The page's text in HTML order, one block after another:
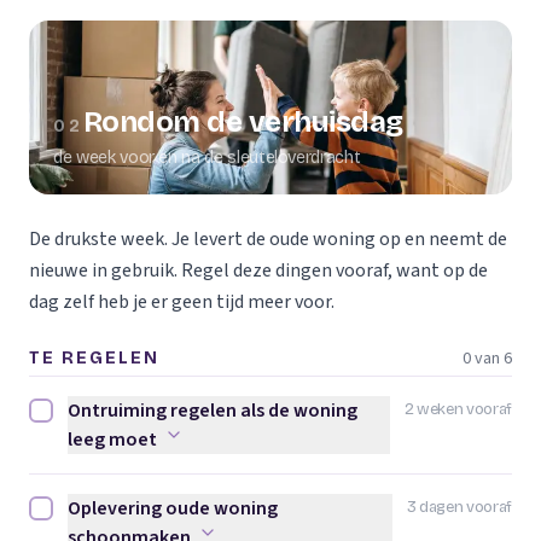
02 Rondom de verhuisdag
de week voor en na de sleuteloverdracht
De drukste week. Je levert de oude woning op en neemt de
nieuwe in gebruik. Regel deze dingen vooraf, want op de
dag zelf heb je er geen tijd meer voor.
TE REGELEN 0 van 6
2 weken vooraf
Ontruiming regelen als de woning leeg moet afvinken
Ontruiming regelen als de woning
leeg moet
3 dagen vooraf
Oplevering oude woning schoonmaken afvinken
Oplevering oude woning